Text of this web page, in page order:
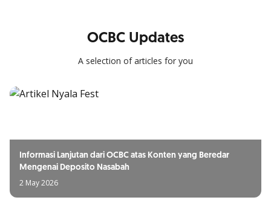
OCBC Updates
A selection of articles for you
Informasi Lanjutan dari OCBC atas Konten yang Beredar
Mengenai Deposito Nasabah
2 May 2026